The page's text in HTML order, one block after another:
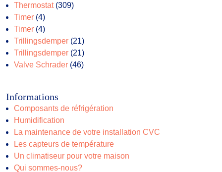
produits
Thermostat 309309
Timer 44
produits
Timer 44
produits
Trillingsdemper 2121
produits
Trillingsdemper 2121
produits
Valve Schrader 4646
Informations
Composants de réfrigération
Humidification
La maintenance de votre installation CVC
Les capteurs de température
Un climatiseur pour votre maison
Qui sommes-nous?